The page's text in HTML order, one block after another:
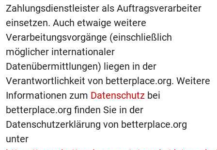
Zahlungsdienstleister als Auftragsverarbeiter
einsetzen. Auch etwaige weitere
Verarbeitungsvorgänge (einschließlich
möglicher internationaler
Datenübermittlungen) liegen in der
Verantwortlichkeit von betterplace.org. Weitere
Informationen zum Datenschutz bei
betterplace.org finden Sie in der
Datenschutzerklärung von betterplace.org
unter